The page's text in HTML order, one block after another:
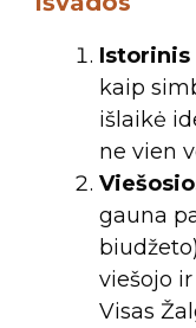
kaip
išlaikė
ne vien
gauna
viešojo
Visas